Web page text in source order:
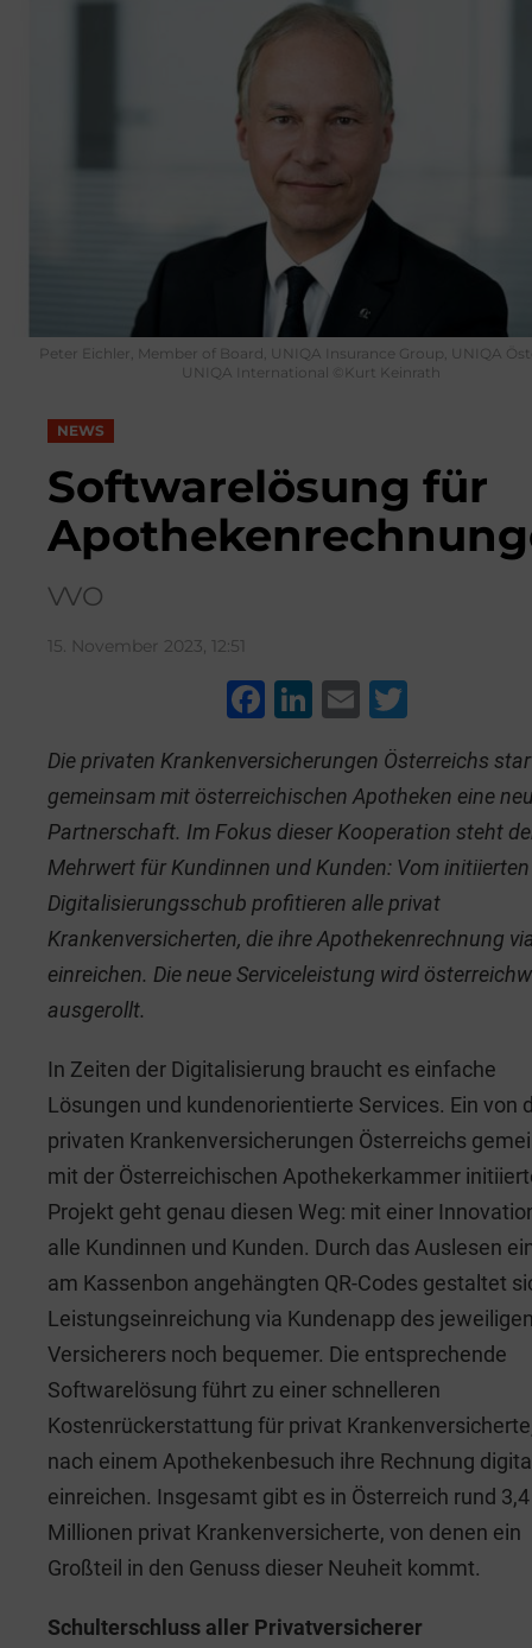
Peter Eichler, Member of Board, UNIQA Insurance Group, UNIQA
UNIQA International ©Kurt Keinrath
NEWS
Softwarelösung für
VVO
15. November 2023, 12:51
F
c
e
b
o
o
k
Li
k
e
dI
n
E
m
ai
l
tt
er
Die privaten Krankenversicherungen Österreichs
gemeinsam mit österreichischen Apotheken eine
Partnerschaft. Im Fokus dieser Kooperation steht
Mehrwert für Kundinnen und Kunden: Vom initiierten
Digitalisierungsschub profitieren alle privat
Krankenversicherten, die ihre Apothekenrechnung
einreichen. Die neue Serviceleistung wird
ausgerollt.
In Zeiten der Digitalisierung braucht es einfache
Lösungen und kundenorientierte Services. Ein von
privaten Krankenversicherungen Österreichs
mit der Österreichischen Apothekerkammer
Projekt geht genau diesen Weg: mit einer
alle Kundinnen und Kunden. Durch das Auslesen
am Kassenbon angehängten QR-Codes gestaltet
Leistungseinreichung via Kundenapp des
Versicherers noch bequemer. Die entsprechende
Softwarelösung führt zu einer schnelleren
Kostenrückerstattung für privat
nach einem Apothekenbesuch ihre Rechnung
einreichen. Insgesamt gibt es in Österreich rund 3,4
Millionen privat Krankenversicherte, von denen ein
Großteil in den Genuss dieser Neuheit kommt.
Schulterschluss aller Privatversicherer